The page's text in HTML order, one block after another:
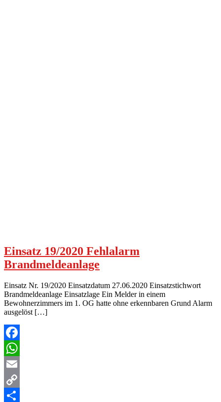
Einsatz 19/2020 Fehlalarm
Brandmeldeanlage
Einsatz Nr. 19/2020 Einsatzdatum 27.06.2020 Einsatzstichwort
Brandmeldeanlage Einsatzlage Ein Melder in einem
Bewohnerzimmers im 1. OG hatte ohne erkennbaren Grund Alarm
ausgelöst […]
Facebook
WhatsApp
Email
Copy